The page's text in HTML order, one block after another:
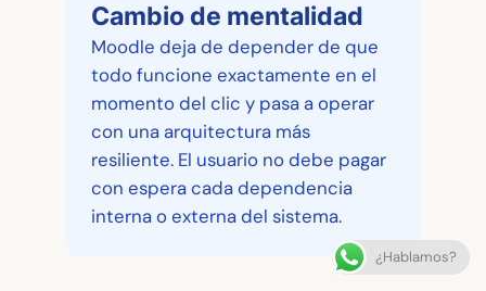
Cambio de mentalidad
Moodle deja de depender de que
todo funcione exactamente en el
momento del clic y pasa a operar
con una arquitectura más
resiliente. El usuario no debe pagar
con espera cada dependencia
interna o externa del sistema.
¿Hablamos?